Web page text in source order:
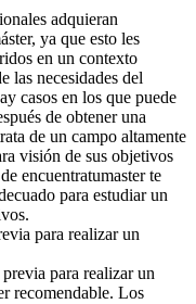
adquieran
ya que esto les
en un contexto
las necesidades del
casos en los que puede
de obtener una
de un campo altamente
visión de sus objetivos
encuentratumaster te
para estudiar un
para realizar un
para realizar un
recomendable. Los